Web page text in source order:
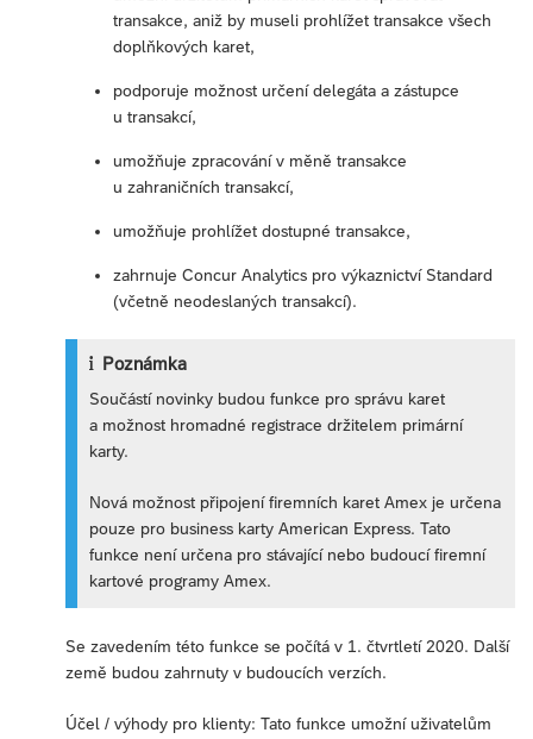
transakce, aniž by museli prohlížet transakce všech
doplňkových karet,
podporuje možnost určení delegáta a zástupce
u transakcí,
umožňuje zpracování v měně transakce
u zahraničních transakcí,
umožňuje prohlížet dostupné transakce,
zahrnuje Concur Analytics pro výkaznictví Standard
(včetně neodeslaných transakcí).
Poznámka
Součástí novinky budou funkce pro správu karet
a možnost hromadné registrace držitelem primární
karty.
Nová možnost připojení firemních karet Amex je určena
pouze pro business karty American Express. Tato
funkce není určena pro stávající nebo budoucí firemní
kartové programy Amex.
Se zavedením této funkce se počítá v 1. čtvrtletí 2020. Další
země budou zahrnuty v budoucích verzích.
Účel / výhody pro klienty: Tato funkce umožní uživatelům